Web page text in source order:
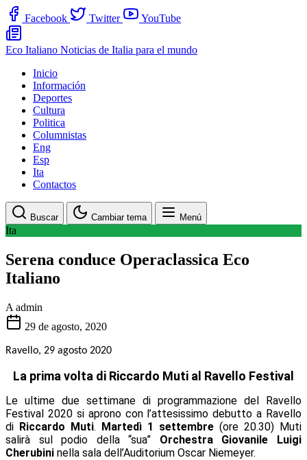
Facebook Twitter YouTube
Eco Italiano Noticias de Italia para el mundo
Inicio
Información
Deportes
Cultura
Politica
Columnistas
Eng
Esp
Ita
Contactos
Buscar Cambiar tema Menú
Ita
Serena conduce Operaclassica Eco
Italiano
A admin
29 de agosto, 2020
Ravello, 29 agosto 2020
La prima volta di Riccardo Muti al Ravello Festival
Le ultime due settimane di programmazione del Ravello
Festival 2020 si aprono con l’attesissimo debutto a Ravello
di Riccardo Muti. Martedì 1 settembre (ore 20.30) Muti
salirà sul podio della “sua” Orchestra Giovanile Luigi
Cherubini nella sala dell’Auditorium Oscar Niemeyer.